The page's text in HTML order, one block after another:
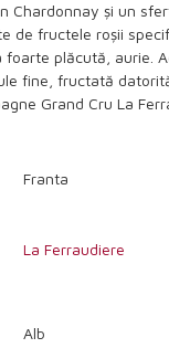
Chardonnay și un
de fructele roșii
foarte plăcută, aurie.
fine, fructată
Grand Cru La
Franta
La Ferraudiere
Alb